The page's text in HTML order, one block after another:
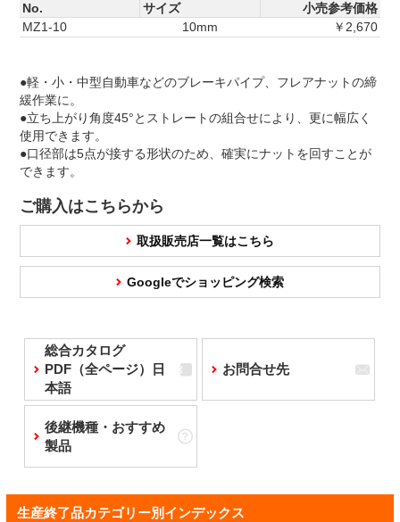
No. サイズ
小売参考価格
MZ1-10
10mm ￥2,670
●軽・小・中型自動車などのブレーキパイプ、フレアナットの締
緩作業に。
●立ち上がり角度45°とストレートの組合せにより、更に幅広く
使用できます。
●口径部は5点が接する形状のため、確実にナットを回すことが
できます。
ご購入はこちらから
取扱販売店一覧はこちら
Googleでショッピング検索
総合カタログ
PDF（全ページ）日
本語
お問合せ先
後継機種・おすすめ
製品
生産終了品カテゴリー別インデックス